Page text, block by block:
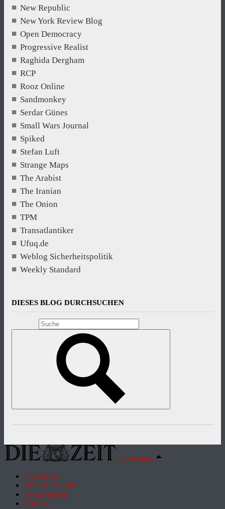
New Republic
New York Review Blog
Open Democracy
Progressive Realist
Raghida Dergham
RCP
Rooz Online
Sandmonkey
Serdar Günes
Small Wars Journal
Spiked
Stefan Luft
Strange Maps
The Arabist
The Iranian
The Onion
TPM
Transatlantiker
Ufuq.de
Weblog Sicherheitspolitik
Weekly Standard
DIESES BLOG DURCHSUCHEN
Nach oben
Impressum
Hilfe & Kontakt
Unternehmen
Karriere